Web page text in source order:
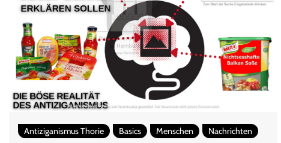
Antiziganismus Thorie Basics Menschen Nachrichten